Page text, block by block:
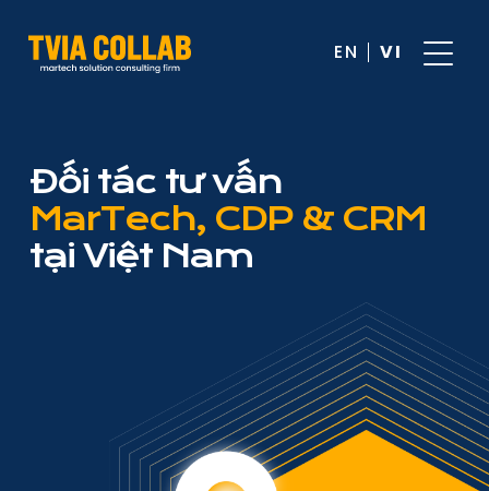
EN VI
Đối tác tư vấn
MarTech, CDP & CRM
tại Việt Nam